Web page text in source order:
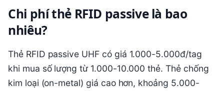
Chi phí thẻ RFID passive là bao
nhiêu?
Thẻ RFID passive UHF có giá 1.000-5.000đ/tag
khi mua số lượng từ 1.000-10.000 thẻ. Thẻ chống
kim loại (on-metal) giá cao hơn, khoảng 5.000-